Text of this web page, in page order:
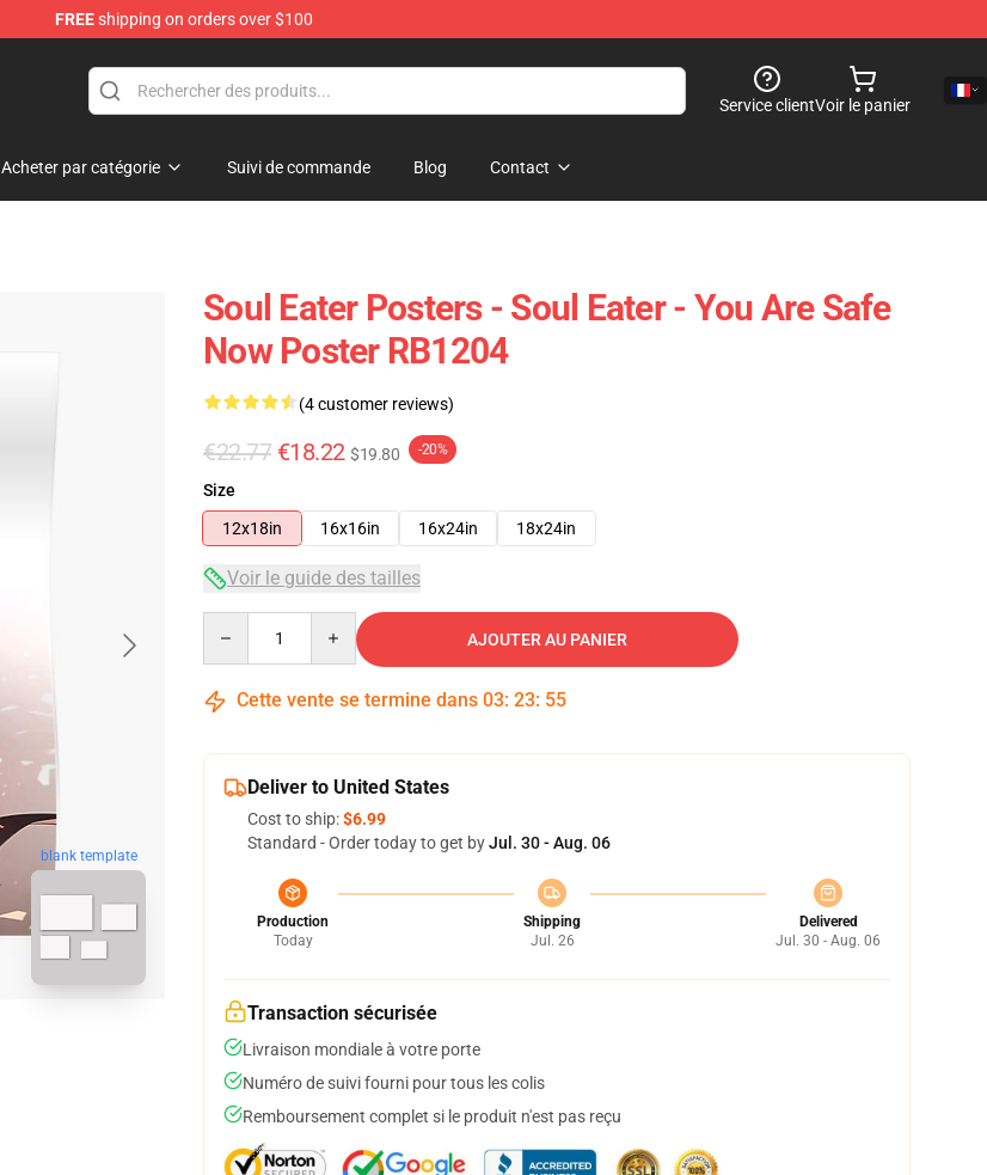
FREEshipping on orders over $100
Service clientVoir le panier
Acheter par catégorie Suivi de commande Blog Contact
blank template
Soul Eater Posters - Soul Eater - You Are Safe
Now Poster RB1204
(4 customer reviews)
€22.77 €18.22 $19.80 -20%
Size
12x18in
16x16in 16x24in 18x24in
Voir le guide des tailles
AJOUTER AU PANIER
Cette vente se termine dans 03: 23: 54
Deliver to United States
Cost to ship:$6.99
Standard - Order today to get byJul. 30 - Aug. 06
Production
Today
Shipping
Jul. 26
Delivered
Jul. 30 - Aug. 06
Transaction sécurisée
Livraison mondiale à votre porte
Numéro de suivi fourni pour tous les colis
Remboursement complet si le produit n'est pas reçu